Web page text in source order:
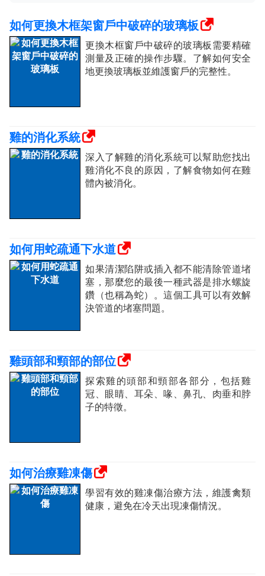
如何更換木框架窗戶中破碎的玻璃板
更換木框窗戶中破碎的玻璃板需要精確
測量及正確的操作步驟。了解如何安全
地更換玻璃板並維護窗戶的完整性。
雞的消化系統
深入了解雞的消化系統可以幫助您找出
雞消化不良的原因，了解食物如何在雞
體內被消化。
如何用蛇疏通下水道
如果清潔陷阱或插入都不能清除管道堵
塞，那麼您的最後一種武器是排水螺旋
鑽（也稱為蛇）。這個工具可以有效解
決管道的堵塞問題。
雞頭部和頸部的部位
探索雞的頭部和頸部各部分，包括雞
冠、眼睛、耳朵、喙、鼻孔、肉垂和脖
子的特徵。
如何治療雞凍傷
學習有效的雞凍傷治療方法，維護禽類
健康，避免在冷天出現凍傷情況。